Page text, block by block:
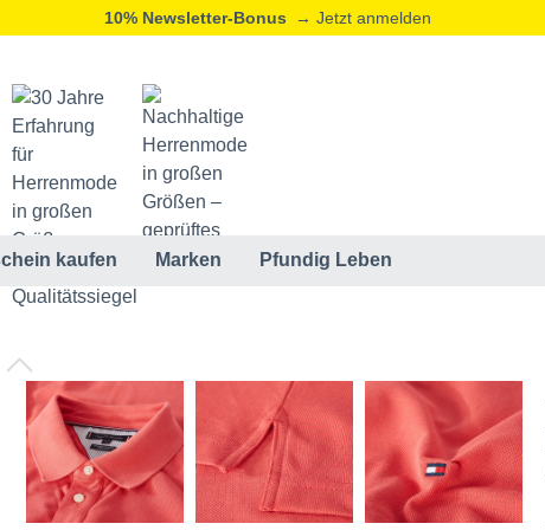
10% Newsletter-Bonus → Jetzt anmelden
kaufen Marken Pfundig Leben